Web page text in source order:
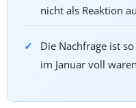
nicht als Reaktion
Die Nachfrage ist
im Januar voll